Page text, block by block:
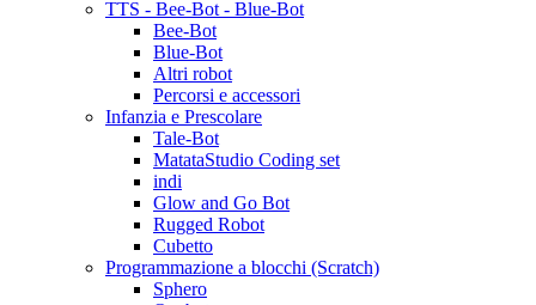
TTS - Bee-Bot - Blue-Bot
Bee-Bot
Blue-Bot
Altri robot
Percorsi e accessori
Infanzia e Prescolare
Tale-Bot
MatataStudio Coding set
indi
Glow and Go Bot
Rugged Robot
Cubetto
Programmazione a blocchi (Scratch)
Sphero